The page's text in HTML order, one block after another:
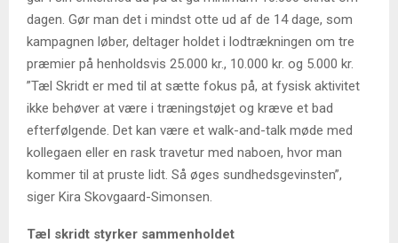
dagen. Gør man det i mindst otte ud af de 14 dage, som
kampagnen løber, deltager holdet i lodtrækningen om tre
præmier på henholdsvis 25.000 kr., 10.000 kr. og 5.000 kr.
”Tæl Skridt er med til at sætte fokus på, at fysisk aktivitet
ikke behøver at være i træningstøjet og kræve et bad
efterfølgende. Det kan være et walk-and-talk møde med
kollegaen eller en rask travetur med naboen, hvor man
kommer til at pruste lidt. Så øges sundhedsgevinsten”,
siger Kira Skovgaard-Simonsen.
Tæl skridt styrker sammenholdet